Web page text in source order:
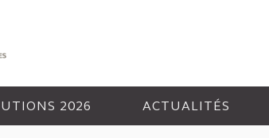
2026 ACTUALITÉS